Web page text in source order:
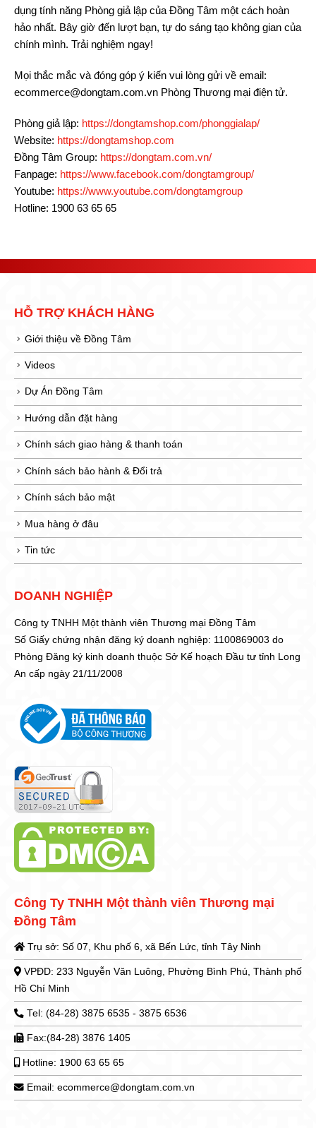
dụng tính năng Phòng giả lập của Đồng Tâm một cách hoàn
hảo nhất. Bây giờ đến lượt bạn, tự do sáng tạo không gian của
chính mình. Trải nghiệm ngay!
Mọi thắc mắc và đóng góp ý kiến vui lòng gửi về email:
ecommerce@dongtam.com.vn Phòng Thương mại điện tử.
Phòng giả lập: https://dongtamshop.com/phonggialap/
Website: https://dongtamshop.com
Đồng Tâm Group: https://dongtam.com.vn/
Fanpage: https://www.facebook.com/dongtamgroup/
Youtube: https://www.youtube.com/dongtamgroup
Hotline: 1900 63 65 65
HỖ TRỢ KHÁCH HÀNG
Giới thiệu về Đồng Tâm
Videos
Dự Án Đồng Tâm
Hướng dẫn đặt hàng
Chính sách giao hàng & thanh toán
Chính sách bảo hành & Đổi trả
Chính sách bảo mật
Mua hàng ở đâu
Tin tức
DOANH NGHIỆP
Công ty TNHH Một thành viên Thương mại Đồng Tâm
Số Giấy chứng nhận đăng ký doanh nghiệp: 1100869003 do
Phòng Đăng ký kinh doanh thuộc Sở Kế hoạch Đầu tư tỉnh Long
An cấp ngày 21/11/2008
Công Ty TNHH Một thành viên Thương mại
Đồng Tâm
Trụ sở: Số 07, Khu phố 6, xã Bến Lức, tỉnh Tây Ninh
VPĐD: 233 Nguyễn Văn Luông, Phường Bình Phú, Thành phố
Hồ Chí Minh
Tel: (84-28) 3875 6535 - 3875 6536
Fax:(84-28) 3876 1405
Hotline: 1900 63 65 65
Email: ecommerce@dongtam.com.vn